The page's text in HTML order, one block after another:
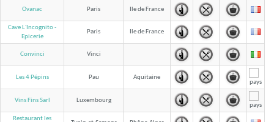
Ovanac Paris Ile de France
Cave L'Incognito -
Epicerie
Paris Ile de France
Convinci Vinci
Les 4 Pépins Pau Aquitaine
Vins Fins Sarl Luxembourg
Restaurant les